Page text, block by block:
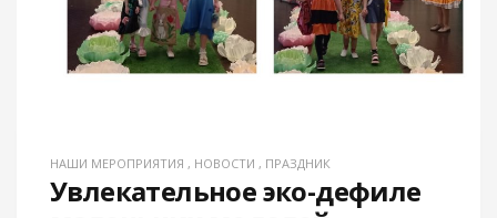
НАШИ МЕРОПРИЯТИЯ , НОВОСТИ , ПРАЗДНИК
Увлекательное эко-дефиле